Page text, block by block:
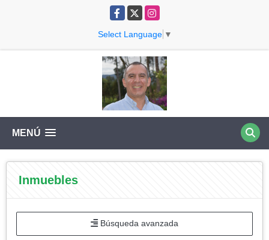
Facebook
X Instagram
Select Language ▼
MENÚ
Inmuebles
Búsqueda avanzada